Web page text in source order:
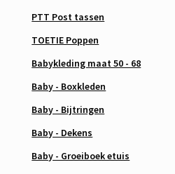
PTT Post tassen
TOETIE Poppen
Babykleding maat 50 - 68
Baby - Boxkleden
Baby - Bijtringen
Baby - Dekens
Baby - Groeiboek etuis